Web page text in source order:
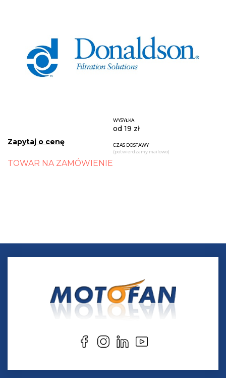
Zapytaj o cenę
TOWAR NA ZAMÓWIENIE
WYSYŁKA
od 19 zł
CZAS DOSTAWY
(potwierdzamy mailowo)